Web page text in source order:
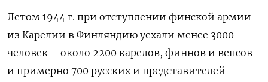
Летом 1944 г. при отступлении финской армии
из Карелии в Финляндию уехали менее 3000
человек – около 2200 карелов, финнов и вепсов
и примерно 700 русских и представителей